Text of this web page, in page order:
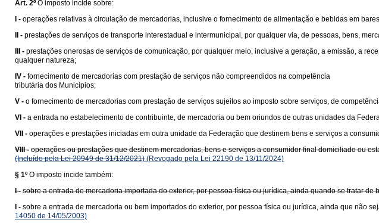
Art. 2º O imposto incide sobre:
I - operações relativas à circulação de mercadorias, inclusive o fornecimento de alimentação e bebidas em
II - prestações de serviços de transporte interestadual e intermunicipal, por qualquer via, de pessoas, bens,
III - prestações onerosas de serviços de comunicação, por qualquer meio, inclusive a geração, a emissão, a
qualquer natureza;
IV - fornecimento de mercadorias com prestação de serviços não compreendidos na competência
tributária dos Municípios;
V - o fornecimento de mercadorias com prestação de serviços sujeitos ao imposto sobre serviços, de
VI - a entrada no estabelecimento de contribuinte, de mercadoria ou bem oriundos de outras unidades da
VII - operações e prestações iniciadas em outra unidade da Federação que destinem bens e serviços a
VIII - operações ou prestações que destinem mercadorias, bens e serviços a consumidor final domiciliado ou
(Incluído pela Lei 20949 de 31/12/2021) (Revogado pela Lei 22190 de 13/11/2024)
§ 1º O imposto incide também:
I - sobre a entrada de mercadoria importada do exterior, por pessoa física ou jurídica, ainda quando se tratar
I - sobre a entrada de mercadoria ou bem importados do exterior, por pessoa física ou jurídica, ainda que não
14050 de 14/05/2003)